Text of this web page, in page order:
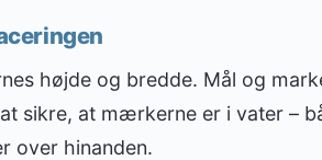
højde og bredde. Mål og
sikre, at mærkerne er i vater –
over hinanden.